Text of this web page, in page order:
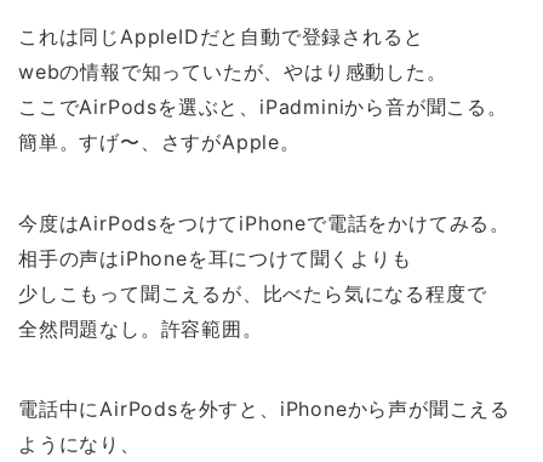
これは同じAppleIDだと自動で登録されると
webの情報で知っていたが、やはり感動した。
ここでAirPodsを選ぶと、iPadminiから音が聞こる。
簡単。すげ〜、さすがApple。
今度はAirPodsをつけてiPhoneで電話をかけてみる。
相手の声はiPhoneを耳につけて聞くよりも
少しこもって聞こえるが、比べたら気になる程度で
全然問題なし。許容範囲。
電話中にAirPodsを外すと、iPhoneから声が聞こえる
ようになり、